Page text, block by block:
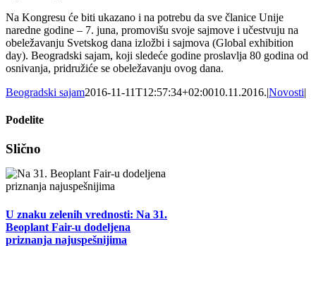
Na Kongresu će biti ukazano i na potrebu da sve članice Unije
naredne godine – 7. juna, promovišu svoje sajmove i učestvuju na
obeležavanju Svetskog dana izložbi i sajmova (Global exhibition
day). Beogradski sajam, koji sledeće godine proslavlja 80 godina od
osnivanja, pridružiće se obeležavanju ovog dana.
Beogradski sajam2016-11-11T12:57:34+02:0010.11.2016.|Novosti|
Podelite
Facebook
X
Tumblr
Pinterest
Email
Slično
U znaku zelenih vrednosti: Na 31.
Beoplant Fair-u dodeljena
priznanja najuspešnijima